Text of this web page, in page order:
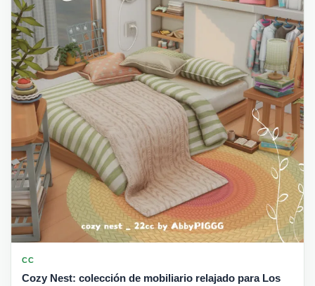
CC
Cozy Nest: colección de mobiliario relajado para Los